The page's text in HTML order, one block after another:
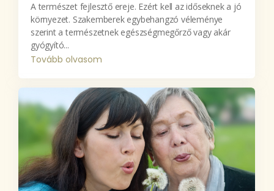
A természet fejlesztő ereje. Ezért kell az időseknek a jó
környezet. Szakemberek egybehangzó véleménye
szerint a természetnek egészségmegőrző vagy akár
gyógyító...
Tovább olvasom